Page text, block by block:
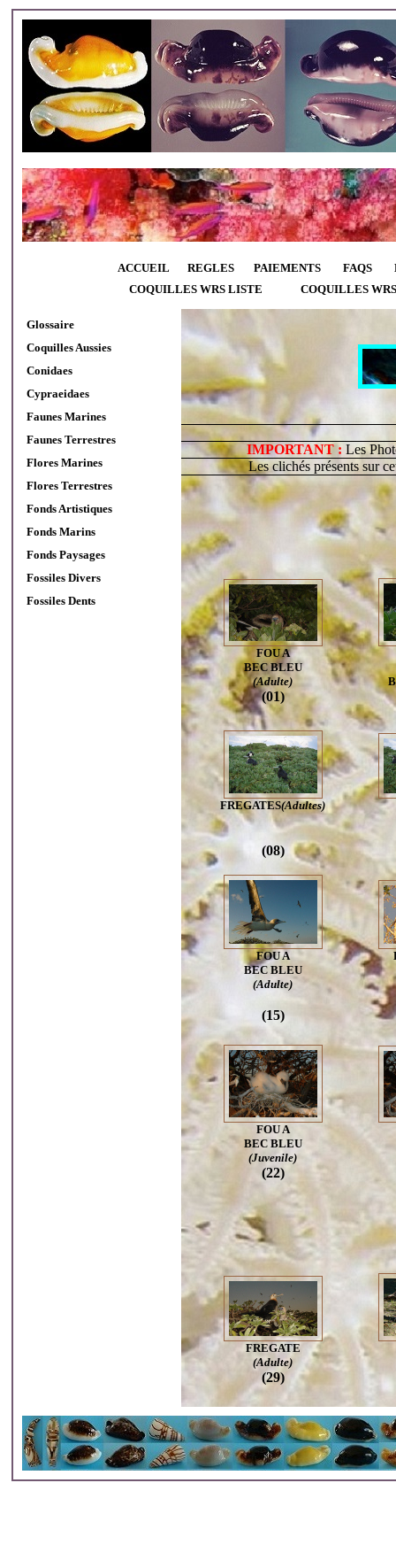
ACCUEIL REGLES PAIEMENTS FAQS
COQUILLES WRS LISTE
COQUILLES
Glossaire
Coquilles Aussies
Conidaes
Cypraeidaes
Faunes Marines
Faunes Terrestres
Flores Marines
Flores Terrestres
Fonds Artistiques
Fonds Marins
Fonds Paysages
Fossiles Divers
Fossiles Dents
IMPORTANT : Les
Les clichés présents sur
FOU A
BEC BLEU
(Adulte)
(01)
FREGATES(Adultes)
(08)
FOU A
BEC BLEU
(Adulte)
(15)
FOU A
BEC BLEU
(Juvenile)
(22)
FREGATE
(Adulte)
(29)